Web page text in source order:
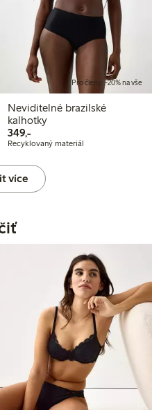
Pro členy: -20% na vše
Neviditelné brazilské
kalhotky
349,-349,00 Kč
Recyklovaný materiál
více